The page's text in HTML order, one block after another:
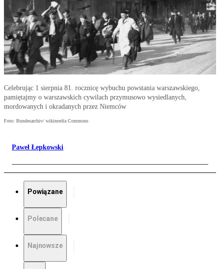
Celebrując 1 sierpnia 81. rocznicę wybuchu powstania warszawskiego,
pamiętajmy o warszawskich cywilach przymusowo wysiedlanych,
mordowanych i okradanych przez Niemców
Foto: Bundesarchiv/ wikimedia Commons
Paweł Łepkowski
Powiązane
Polecane
Najnowsze